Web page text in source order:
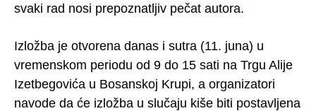
svaki rad nosi prepoznatljiv pečat autora.
Izložba je otvorena danas i sutra (11. juna) u
vremenskom periodu od 9 do 15 sati na Trgu Alije
Izetbegovića u Bosanskoj Krupi, a organizatori
navode da će izložba u slučaju kiše biti postavljena